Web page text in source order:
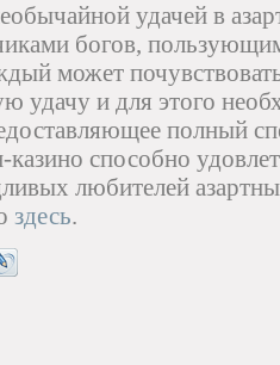
удачей в
богов,
может
удачу и для этого
полный
казино способно
любителей
здесь.